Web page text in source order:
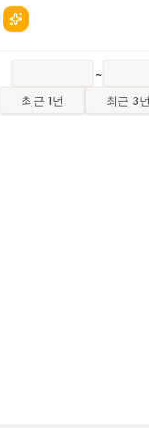
~
최근 1년
최근 3년